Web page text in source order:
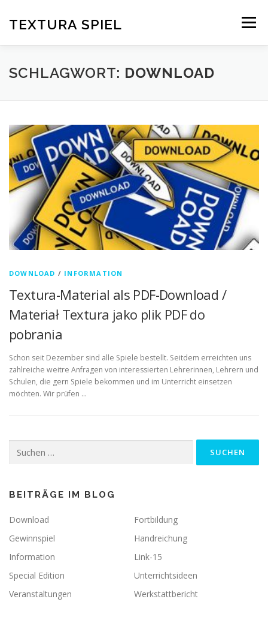
springen
TEXTURA SPIEL Menü
DAS SPIELPRINZIP BLOG EDITIONEN
SCHLAGWORT: DOWNLOAD
DOWNLOAD / INFORMATION
Textura-Material als PDF-Download /
Materiał Textura jako plik PDF do
pobrania
Schon seit Dezember sind alle Spiele bestellt. Seitdem erreichten uns
zahlreiche weitre Anfragen von interessierten Lehrerinnen, Lehrern und
Schulen, die gern Spiele bekommen und im Unterricht einsetzen
möchten. Wir prüfen …
nach:
BEITRÄGE IM BLOG
Download
Fortbildung
Gewinnspiel
Handreichung
Information
Link-15
Special Edition
Unterrichtsideen
Veranstaltungen
Werkstattbericht